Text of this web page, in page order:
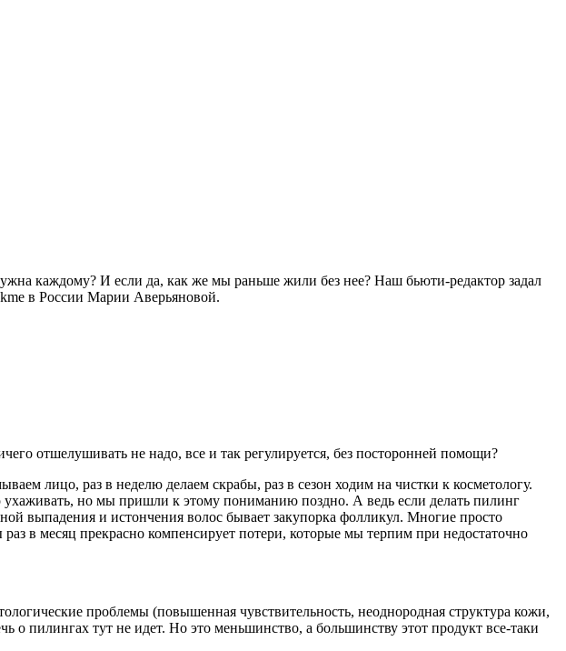
каждому? И если да, как же мы раньше жили без нее? Наш бьюти-редактор задал
в России Марии Аверьяновой.
отшелушивать не надо, все и так регулируется, без посторонней помощи?
лицо, раз в неделю делаем скрабы, раз в сезон ходим на чистки к косметологу.
но мы пришли к этому пониманию поздно. А ведь если делать пилинг
выпадения и истончения волос бывает закупорка фолликул. Многие просто
в месяц прекрасно компенсирует потери, которые мы терпим при недостаточно
проблемы (повышенная чувствительность, неоднородная структура кожи,
пилингах тут не идет. Но это меньшинство, а большинству этот продукт все-таки